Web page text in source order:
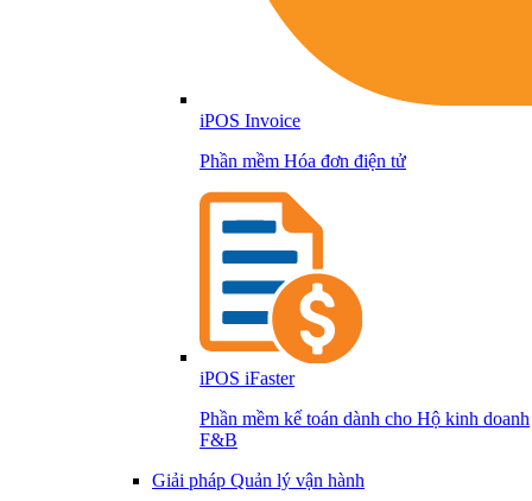
iPOS Invoice
Phần mềm Hóa đơn điện tử
iPOS iFaster
Phần mềm kế toán dành cho Hộ kinh doanh
F&B
Giải pháp Quản lý vận hành